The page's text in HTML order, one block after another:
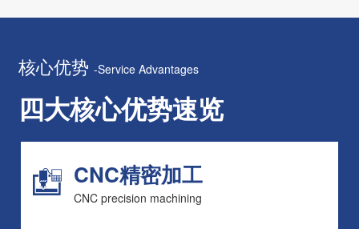
核心优势 -Service Advantages
四大核心优势速览
CNC精密加工
CNC precision machining